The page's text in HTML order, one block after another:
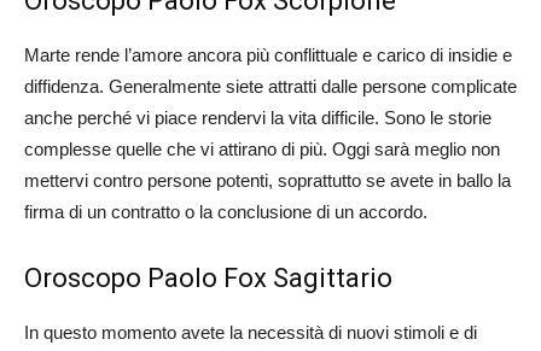
Marte rende l’amore ancora più conflittuale e carico di insidie e
diffidenza. Generalmente siete attratti dalle persone complicate
anche perché vi piace rendervi la vita difficile. Sono le storie
complesse quelle che vi attirano di più. Oggi sarà meglio non
mettervi contro persone potenti, soprattutto se avete in ballo la
firma di un contratto o la conclusione di un accordo.
Oroscopo Paolo Fox Sagittario
In questo momento avete la necessità di nuovi stimoli e di